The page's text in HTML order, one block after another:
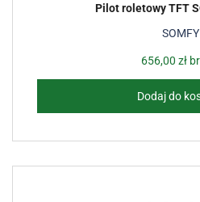
SOMFY
Pilot roletowy TFT
656,00 zł
Dodaj do